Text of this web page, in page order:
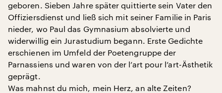
geboren. Sieben Jahre später quittierte sein Vater den
Offiziersdienst und ließ sich mit seiner Familie in Paris
nieder, wo Paul das Gymnasium absolvierte und
widerwillig ein Jurastudium begann. Erste Gedichte
erschienen im Umfeld der Poetengruppe der
Parnassiens und waren von der l’art pour l’art-Ästhetik
geprägt.
Was mahnst du mich, mein Herz, an alte Zeiten?